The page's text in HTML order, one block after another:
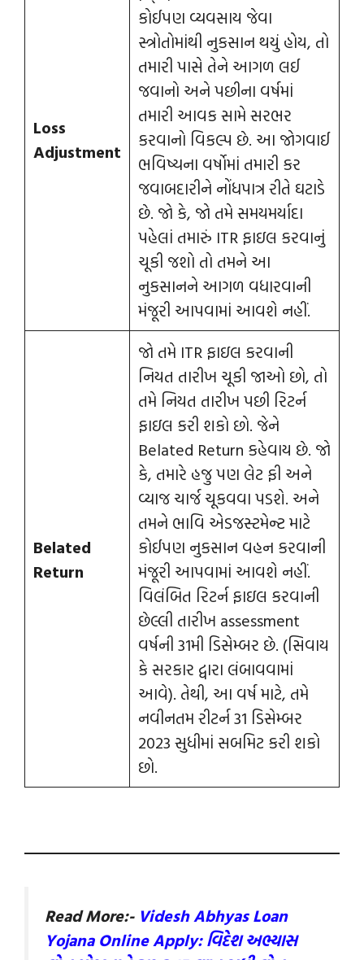
Loss
Adjustment
કોઈપણ વ્યવસાય જેવા
સ્ત્રોતોમાંથી નુકસાન થયું હોય, તો
તમારી પાસે તેને આગળ લઈ
જવાનો અને પછીના વર્ષમાં
તમારી આવક સામે સરભર
કરવાનો વિકલ્પ છે. આ જોગવાઈ
ભવિષ્યના વર્ષોમાં તમારી કર
જવાબદારીને નોંધપાત્ર રીતે ઘટાડે
છે. જો કે, જો તમે સમયમર્યાદા
પહેલાં તમારું ITR ફાઇલ કરવાનું
ચૂકી જશો તો તમને આ
નુકસાનને આગળ વધારવાની
મંજૂરી આપવામાં આવશે નહીં.
Belated
Return
જો તમે ITR ફાઇલ કરવાની
નિયત તારીખ ચૂકી જાઓ છો, તો
તમે નિયત તારીખ પછી રિટર્ન
ફાઇલ કરી શકો છો. જેને
Belated Return કહેવાય છે. જો
કે, તમારે હજુ પણ લેટ ફી અને
વ્યાજ ચાર્જ ચૂકવવા પડશે. અને
તમને ભાવિ એડજસ્ટમેન્ટ માટે
કોઈપણ નુકસાન વહન કરવાની
મંજૂરી આપવામાં આવશે નહીં.
વિલંબિત રિટર્ન ફાઇલ કરવાની
છેલ્લી તારીખ assessment
વર્ષની 31મી ડિસેમ્બર છે. (સિવાય
કે સરકાર દ્વારા લંબાવવામાં
આવે). તેથી, આ વર્ષ માટે, તમે
નવીનતમ રીટર્ન 31 ડિસેમ્બર
2023 સુધીમાં સબમિટ કરી શકો
છો.
Read More:- Videsh Abhyas Loan
Yojana Online Apply: વિદેશ અભ્યાસ